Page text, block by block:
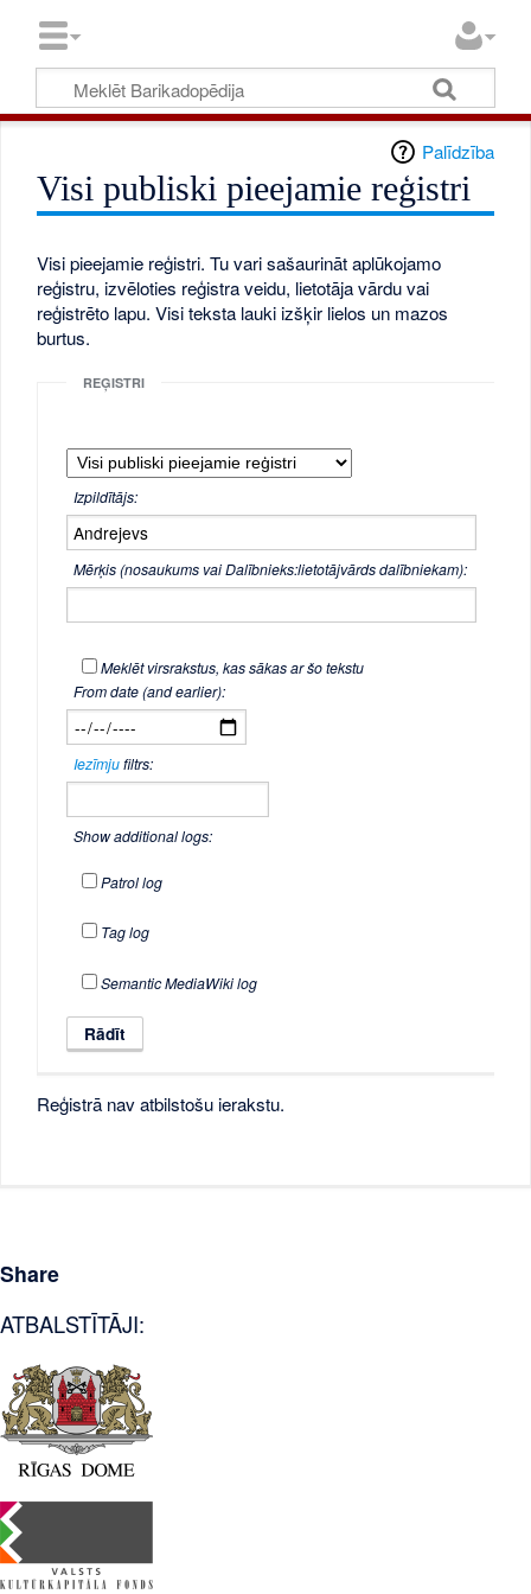
Palīdzība
Visi publiski pieejamie reģistri
Visi pieejamie reģistri. Tu vari sašaurināt aplūkojamo
reģistru, izvēloties reģistra veidu, lietotāja vārdu vai
reģistrēto lapu. Visi teksta lauki izšķir lielos un mazos
burtus.
REĢISTRI
Izpildītājs:
Mērķis (nosaukums vai Dalībnieks:lietotājvārds dalībniekam):
Meklēt virsrakstus, kas sākas ar šo tekstu
From date (and earlier):
Iezīmjufiltrs:
Show additional logs:
Patrol log
Tag log
Semantic MediaWiki log
Reģistrā nav atbilstošu ierakstu.
Share
ATBALSTĪTĀJI: